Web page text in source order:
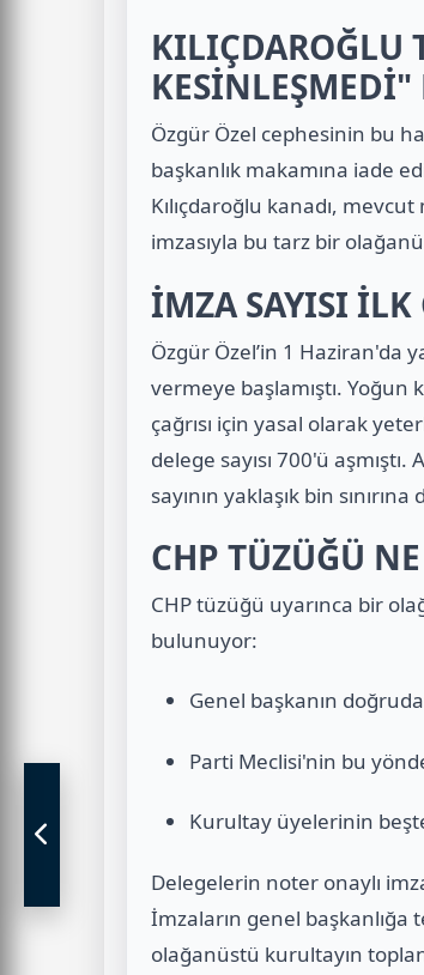
KILIÇDAROĞLU
KESİNLEŞMEDİ"
Özgür Özel cephesinin bu
başkanlık makamına iade
Kılıçdaroğlu kanadı,
imzasıyla bu tarz bir
İMZA SAYISI
Özgür Özel’in 1 Haziran'da
vermeye başlamıştı. Yoğun
çağrısı için yasal olarak
delege sayısı 700'ü
sayının yaklaşık bin
CHP TÜZÜĞÜ
CHP tüzüğü uyarınca bir
bulunuyor:
Genel başkanın
Parti Meclisi'nin bu
Kurultay üyelerinin
Delegelerin noter onaylı
İmzaların genel başkanlığa
olağanüstü kurultayın